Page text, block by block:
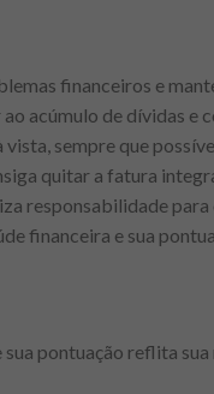
financeiros e
acúmulo de dívidas e
sempre que
quitar a fatura
responsabilidade para
financeira e sua
pontuação reflita